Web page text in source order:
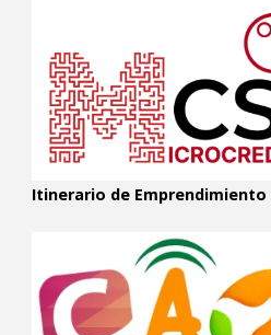
Itinerario de